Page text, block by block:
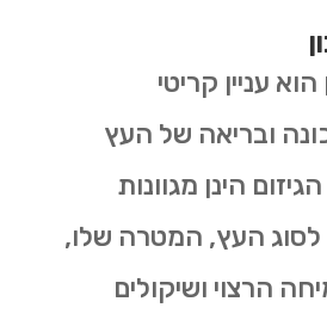
הוא עניין קריטי
ובריאה של העץ
הינן מגוונות
העץ, המטרה שלו,
הרצוי ושיקולים